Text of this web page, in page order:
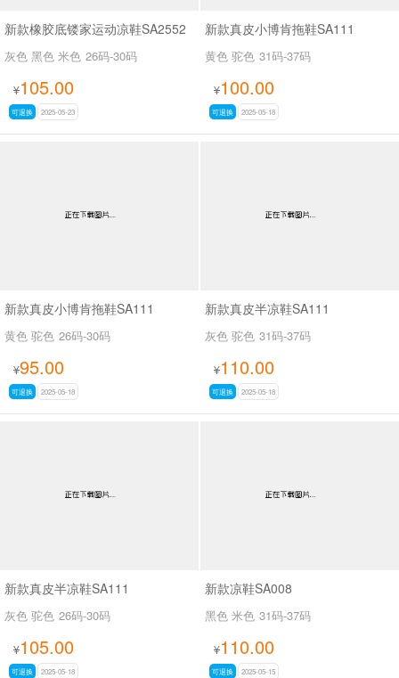
新款橡胶底镂家运动凉鞋SA2552
灰色 黑色 米色 26码-30码
¥105.00
可退换 2025-05-23
新款真皮小博肯拖鞋SA111
黄色 驼色 31码-37码
¥100.00
可退换 2025-05-18
新款真皮小博肯拖鞋SA111
黄色 驼色 26码-30码
¥95.00
可退换 2025-05-18
新款真皮半凉鞋SA111
灰色 驼色 31码-37码
¥110.00
可退换 2025-05-18
新款真皮半凉鞋SA111
灰色 驼色 26码-30码
¥105.00
可退换 2025-05-18
新款凉鞋SA008
黑色 米色 31码-37码
¥110.00
可退换 2025-05-15